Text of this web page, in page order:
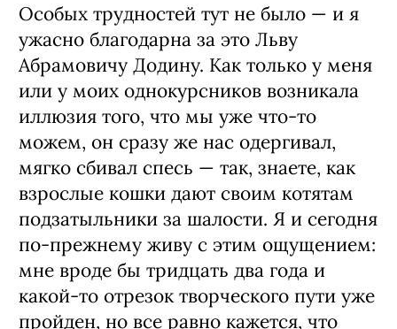
Особых трудностей тут не было — и я
ужасно благодарна за это Льву
Абрамовичу Додину. Как только у меня
или у моих однокурсников возникала
иллюзия того, что мы уже что-то
можем, он сразу же нас одергивал,
мягко сбивал спесь — так, знаете, как
взрослые кошки дают своим котятам
подзатыльники за шалости. Я и сегодня
по-прежнему живу с этим ощущением:
мне вроде бы тридцать два года и
какой-то отрезок творческого пути уже
пройден, но все равно кажется, что